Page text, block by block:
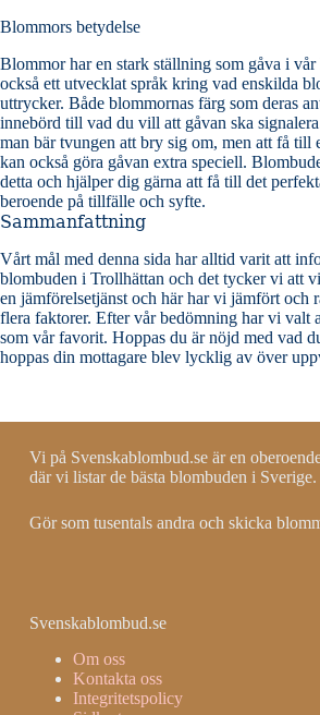
Blommors betydelse
Blommor har en stark ställning som gåva i
också ett utvecklat språk kring vad enskilda
uttrycker. Både blommornas färg som deras
innebörd till vad du vill att gåvan ska
man bär tvungen att bry sig om, men att få till
kan också göra gåvan extra speciell. Blombuden har stor kunskap om
detta och hjälper dig gärna att få till det
beroende på tillfälle och syfte.
Sammanfattning
Vårt mål med denna sida har alltid varit att
blombuden i Trollhättan och det tycker vi att vi
en jämförelsetjänst och här har vi jämfört och
flera faktorer. Efter vår bedömning har vi valt
som vår favorit. Hoppas du är nöjd med vad du hittar här hos oss och
hoppas din mottagare blev lycklig av över
Vi på Svenskablombud.se är en
där vi listar de bästa blombuden i Sverige.
Gör som tusentals andra och skicka
Svenskablombud.se
Om oss
Kontakta oss
Integritetspolicy